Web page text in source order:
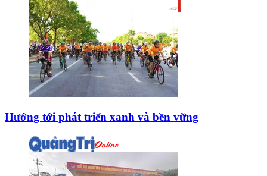
Hướng tới phát triển xanh và bền vững